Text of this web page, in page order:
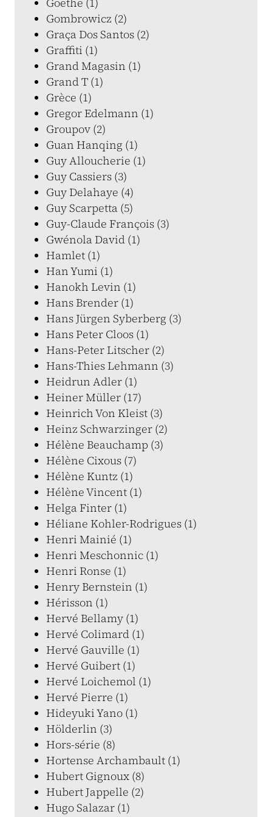
Gombrowicz (2)
Graça Dos Santos (2)
Graffiti (1)
Grand Magasin (1)
Grand T (1)
Grèce (1)
Gregor Edelmann (1)
Groupov (2)
Guan Hanqing (1)
Guy Alloucherie (1)
Guy Cassiers (3)
Guy Delahaye (4)
Guy Scarpetta (5)
Guy-Claude François (3)
Gwénola David (1)
Hamlet (1)
Han Yumi (1)
Hanokh Levin (1)
Hans Brender (1)
Hans Jürgen Syberberg (3)
Hans Peter Cloos (1)
Hans-Peter Litscher (2)
Hans-Thies Lehmann (3)
Heidrun Adler (1)
Heiner Müller (17)
Heinrich Von Kleist (3)
Heinz Schwarzinger (2)
Hélène Beauchamp (3)
Hélène Cixous (7)
Hélène Kuntz (1)
Hélène Vincent (1)
Helga Finter (1)
Héliane Kohler-Rodrigues (1)
Henri Mainié (1)
Henri Meschonnic (1)
Henri Ronse (1)
Henry Bernstein (1)
Hérisson (1)
Hervé Bellamy (1)
Hervé Colimard (1)
Hervé Gauville (1)
Hervé Guibert (1)
Hervé Loichemol (1)
Hervé Pierre (1)
Hideyuki Yano (1)
Hölderlin (3)
Hors-série (8)
Hortense Archambault (1)
Hubert Gignoux (8)
Hubert Jappelle (2)
Hugo Salazar (1)